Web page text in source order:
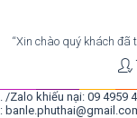
“Xin chào quý khách đã
. /Zalo khiếu nại: 09 4959
: